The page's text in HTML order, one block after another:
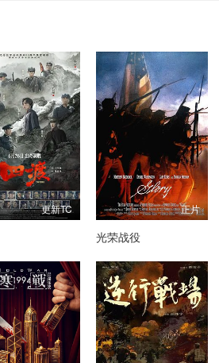
更新TC 正片
光荣战役